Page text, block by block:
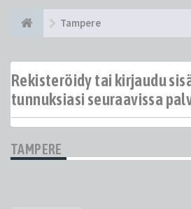
Tampere
Rekisteröidy tai kirjaudu
tunnuksiasi seuraavissa
TAMPERE